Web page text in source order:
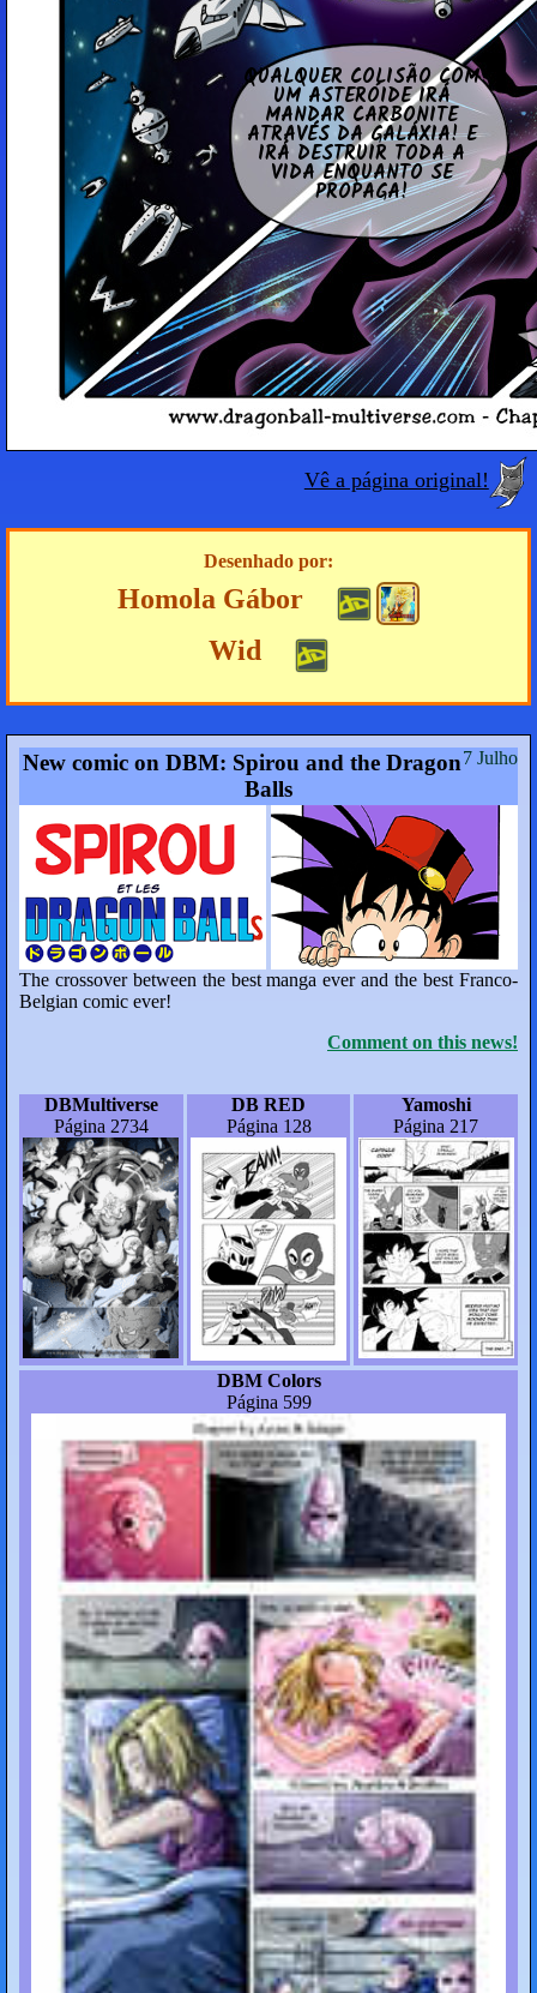
QUAL­QUER COLISÃO COM
UM AS­TE­RÓIDE IRÁ
MANDAR CAR­BO­NITE
ATRAVÉS DA GALÁXIA! E
IRÁ DES­TRUIR TODA A
VIDA EN­QUANTO SE
PROPAGA!
Vê a página original!
Desenhado por:
Homola Gábor
Wid
7 Julho
New comic on DBM: Spirou and the Dragon
Balls
The crossover between the best manga ever and the best Franco-
Belgian comic ever!
Comment on this news!
DBMultiverse
Página 2734
DB RED
Página 128
Yamoshi
Página 217
DBM Colors
Página 599